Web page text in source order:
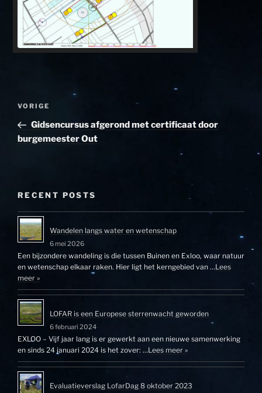
Bericht
Vorig
bericht
VORIGE
Gidsencursus afgerond met certificaat door
burgemeester Out
RECENT POSTS
Wandelen langs water en wetenschap
6 mei 2026
Een bijzondere wandeling is die tussen Buinen en Exloo, waar natuur
en wetenschap elkaar raken. Hier ligt het kerngebied van …Lees
meer »
LOFAR is een Europese sterrenwacht geworden
6 februari 2024
EXLOO – Vijf jaar lang is er gewerkt aan een nieuwe samenwerking
en sinds 24 januari 2024 is het zover: …Lees meer »
Evaluatieverslag LofarDag 8 oktober 2023